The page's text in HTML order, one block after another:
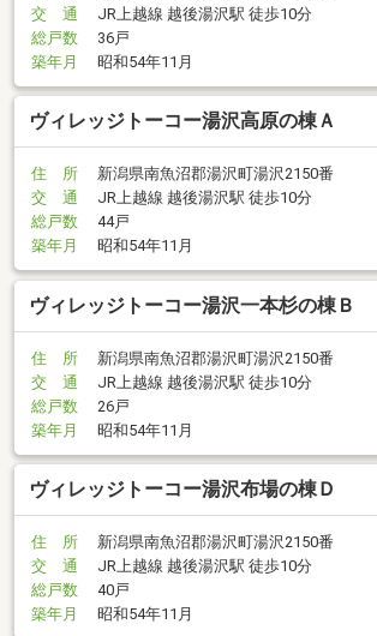
交 通
JR上越線 越後湯沢駅 徒歩10分
総戸数
36戸
築年月
昭和54年11月
ヴィレッジトーコー湯沢高原の棟Ａ
住 所
新潟県南魚沼郡湯沢町湯沢2150番
交 通
JR上越線 越後湯沢駅 徒歩10分
総戸数
44戸
築年月
昭和54年11月
ヴィレッジトーコー湯沢一本杉の棟Ｂ
住 所
新潟県南魚沼郡湯沢町湯沢2150番
交 通
JR上越線 越後湯沢駅 徒歩10分
総戸数
26戸
築年月
昭和54年11月
ヴィレッジトーコー湯沢布場の棟Ｄ
住 所
新潟県南魚沼郡湯沢町湯沢2150番
交 通
JR上越線 越後湯沢駅 徒歩10分
総戸数
40戸
築年月
昭和54年11月